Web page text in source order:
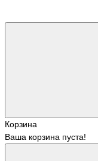
Корзина
Ваша корзина пуста!